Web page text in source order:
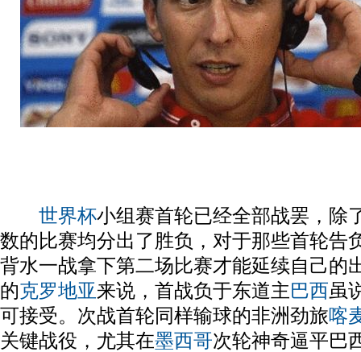
世界杯小组赛首轮已经全部战罢，除
数的比赛均分出了胜负，对于那些首轮告
背水一战拿下第二场比赛才能延续自己的
的克罗地亚来说，首战负于东道主巴西虽
可接受。次战首轮同样输球的非洲劲旅喀
关键战役，尤其在墨西哥次轮神奇逼平巴